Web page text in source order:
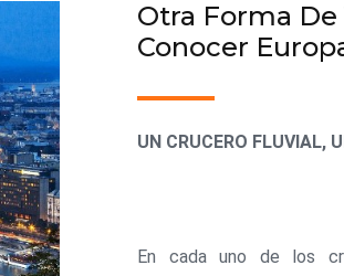
Otra Forma De
Conocer
UN CRUCERO FLUVIAL,
En cada uno de los